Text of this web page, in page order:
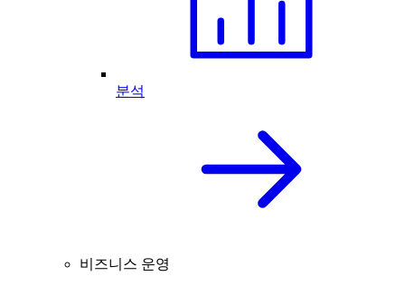
분석
비즈니스 운영